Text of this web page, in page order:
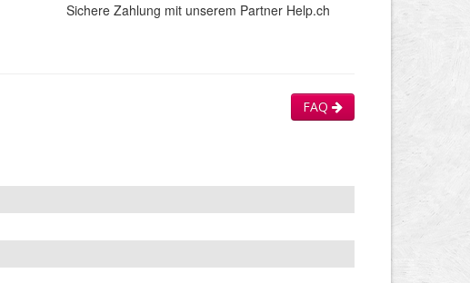
Sichere Zahlung mit unserem Partner Help.ch
FAQ